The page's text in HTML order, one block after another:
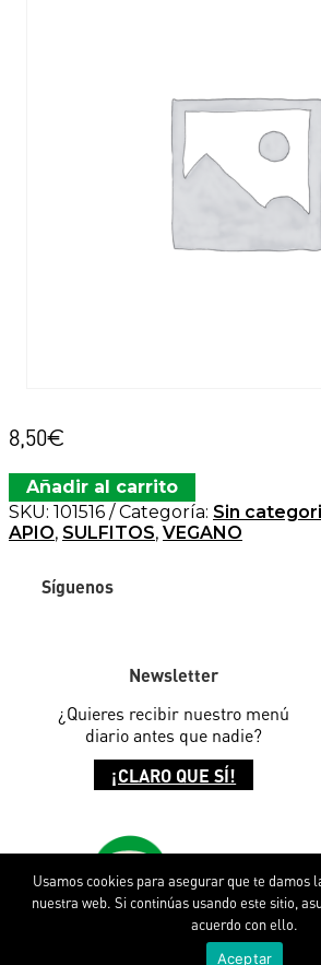
8,50€
Añadir al carrito
SKU: 101516 Categoría: Sin
APIO, SULFITOS, VEGANO
Síguenos
Newsletter
¿Quieres recibir nuestro menú
diario antes que nadie?
¡CLARO QUE SÍ!
Usamos cookies para asegurar que te damos
nuestra web. Si continúas usando este sitio,
acuerdo con ello.
Aceptar